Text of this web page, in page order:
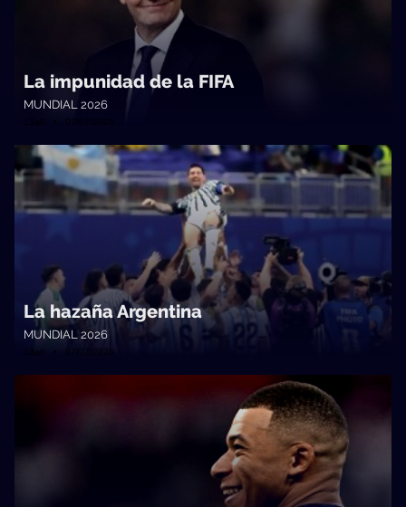
La impunidad de la FIFA
MUNDIAL 2026
13a0 • 07/07/2026
La hazaña Argentina
MUNDIAL 2026
13a0 • 07/07/2026